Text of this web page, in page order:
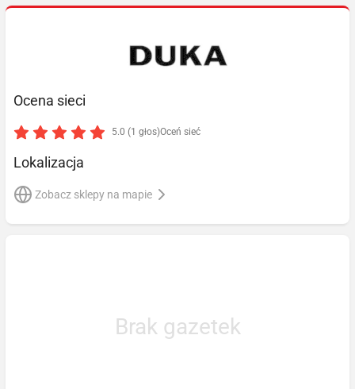
Ocena sieci
5.0 (1 głos)Oceń sieć
Lokalizacja
Zobacz sklepy na mapie
Brak gazetek